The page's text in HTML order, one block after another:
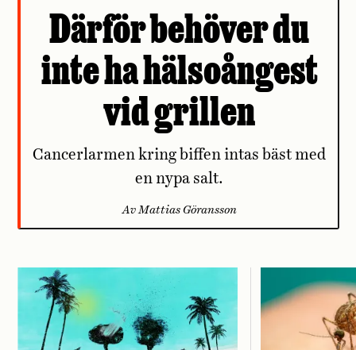
Därför behöver du
inte ha hälsoångest
vid grillen
Cancerlarmen kring biffen intas bäst med
en nypa salt.
Av Mattias Göransson